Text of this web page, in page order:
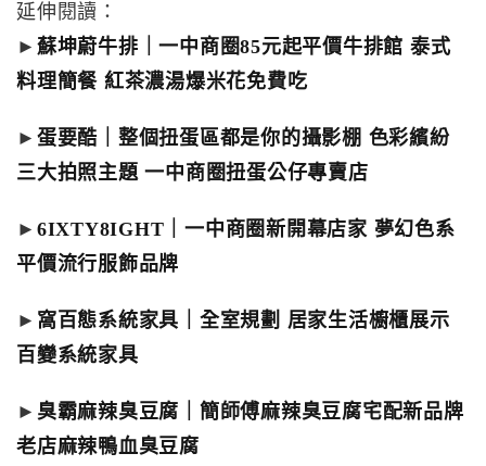
延伸閱讀：
► 蘇坤蔚牛排｜一中商圈85元起平價牛排館 泰式
料理簡餐 紅茶濃湯爆米花免費吃
► 蛋要酷｜整個扭蛋區都是你的攝影棚 色彩繽紛
三大拍照主題 一中商圈扭蛋公仔專賣店
► 6IXTY8IGHT｜一中商圈新開幕店家 夢幻色系
平價流行服飾品牌
► 窩百態系統家具｜全室規劃 居家生活櫥櫃展示
百變系統家具
► 臭霸麻辣臭豆腐｜簡師傅麻辣臭豆腐宅配新品牌
老店麻辣鴨血臭豆腐